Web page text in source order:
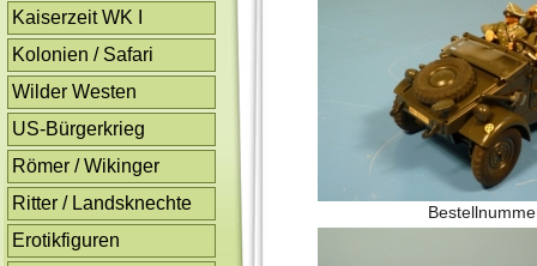
Kaiserzeit WK I
Kolonien / Safari
Wilder Westen
US-Bürgerkrieg
Römer / Wikinger
Ritter / Landsknechte
Erotikfiguren